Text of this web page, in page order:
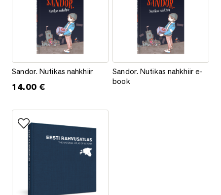
Sandor. Nutikas nahkhiir
Sandor. Nutikas nahkhiir
14.00 €
Sandor. Nutikas nahkhiir e-book
Sandor. Nutikas nahkhiir e-
book
Add to favorites